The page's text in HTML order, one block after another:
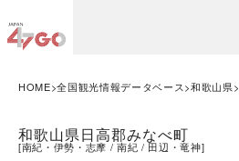
HOME 全国観光情報データベース 和歌山県
和歌山県日高郡みなべ町
[南紀・伊勢・志摩 南紀 田辺・竜神]